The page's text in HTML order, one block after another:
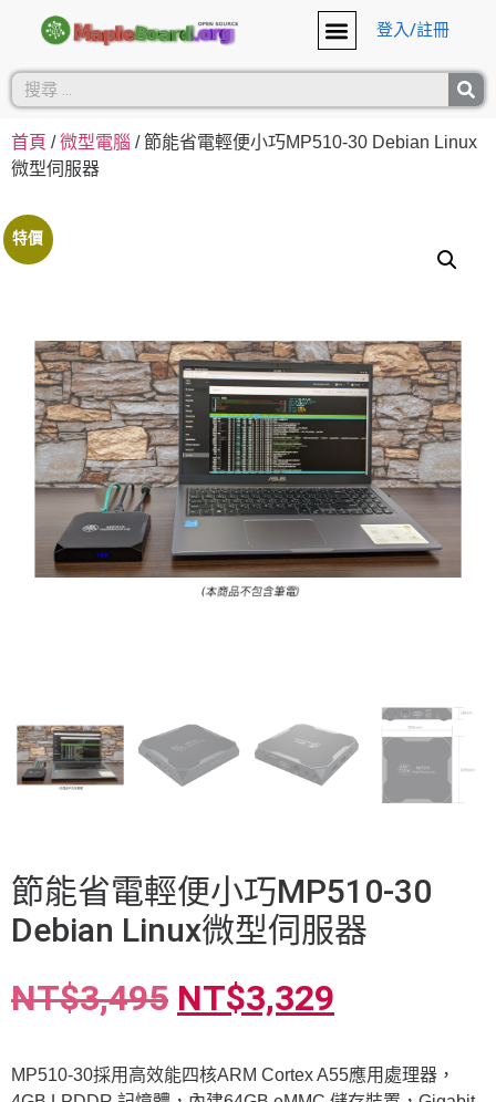
登入/註冊
首頁 /微型電腦 / 節能省電輕便小巧MP510-30 Debian Linux
微型伺服器
特價
節能省電輕便小巧MP510-30
Debian Linux微型伺服器
NT$3,495 NT$3,329
MP510-30採用高效能四核ARM Cortex A55應用處理器，